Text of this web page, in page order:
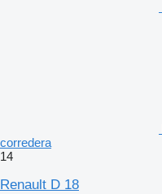
corredera
14
Renault D 18